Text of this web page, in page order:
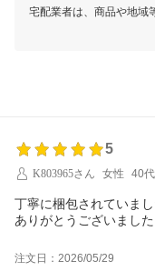
宅配業者は、商品や地域
お受け取りを確実に行
今回の配送に関しまし
チラシ等があふれてい
繋がらないため、配送が
配送業者の対応もござい
不在表が投函される郵
お電話への対応等、ご協
5
K803965さん
女性 40代
丁寧に梱包されていまし
ありがとうございました
注文日：2026/05/29